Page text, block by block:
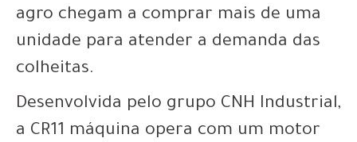
agro chegam a comprar mais de uma
unidade para atender a demanda das
colheitas.
Desenvolvida pelo grupo CNH Industrial,
a CR11 máquina opera com um motor